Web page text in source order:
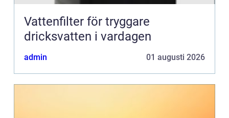
Vattenfilter för tryggare
dricksvatten i vardagen
admin 01 augusti 2026